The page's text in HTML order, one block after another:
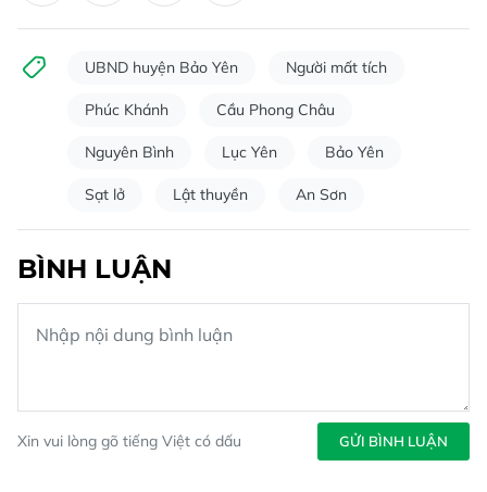
UBND huyện Bảo Yên Người mất tích
Phúc Khánh Cầu Phong Châu
Nguyên Bình Lục Yên Bảo Yên
Sạt lở Lật thuyền An Sơn
BÌNH LUẬN
Xin vui lòng gõ tiếng Việt có dấu GỬI BÌNH LUẬN